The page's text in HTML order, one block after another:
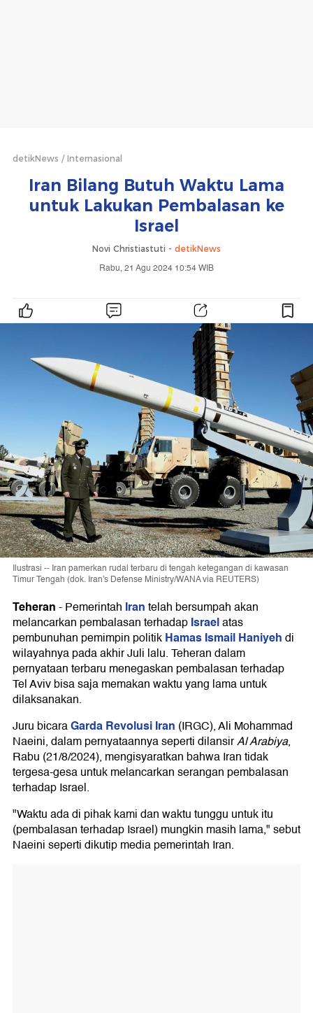
detikNews Internasional
Iran Bilang Butuh Waktu Lama
untuk Lakukan Pembalasan ke
Israel
Novi Christiastuti - detikNews
Rabu, 21 Agu 2024 10:54 WIB
Ilustrasi -- Iran pamerkan rudal terbaru di tengah ketegangan di kawasan
Timur Tengah (dok. Iran's Defense Ministry/WANA via REUTERS)
Teheran-Pemerintah Irantelah bersumpah akan
melancarkan pembalasan terhadapIsraelatas
pembunuhan pemimpin politikHamasIsmail Haniyehdi
wilayahnya pada akhir Juli lalu. Teheran dalam
pernyataan terbaru menegaskan pembalasan terhadap
Tel Aviv bisa saja memakan waktu yang lama untuk
dilaksanakan.
Juru bicaraGarda Revolusi Iran (IRGC), Ali Mohammad
Naeini, dalam pernyataannya seperti dilansirAl Arabiya,
Rabu (21/8/2024), mengisyaratkan bahwa Iran tidak
tergesa-gesa untuk melancarkan serangan pembalasan
terhadap Israel.
"Waktu ada di pihak kami dan waktu tunggu untuk itu
(pembalasan terhadap Israel) mungkin masih lama," sebut
Naeini seperti dikutip media pemerintah Iran.